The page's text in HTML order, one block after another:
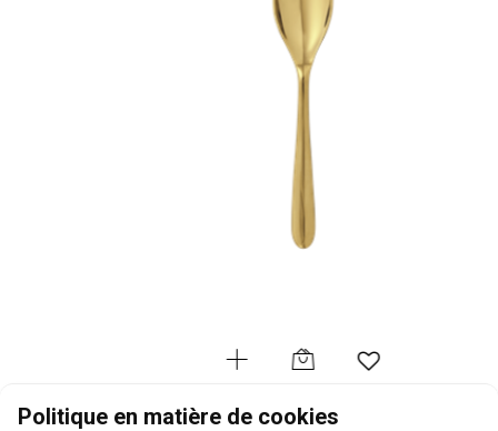
CHRISTOFLE
Politique en matière de cookies